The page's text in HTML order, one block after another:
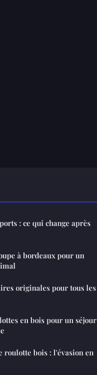
: ce qui change après
à bordeaux pour un
originales pour tous les
en bois pour un séjour
roulotte bois : l'évasion en